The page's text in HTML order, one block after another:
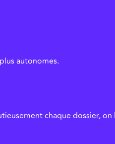
autonomes.
chaque dossier,